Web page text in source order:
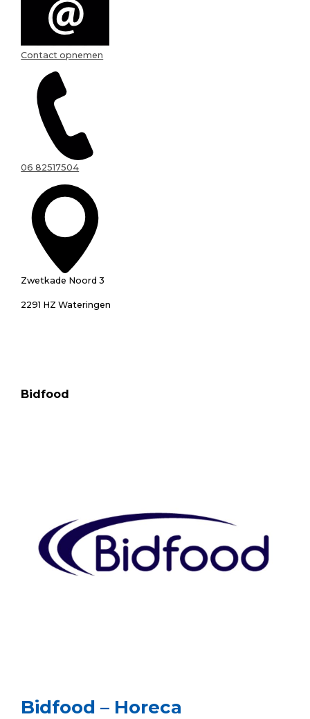
Contact opnemen
06 82517504
Zwetkade Noord 3
2291 HZ Wateringen
Bidfood
Bidfood – Horeca